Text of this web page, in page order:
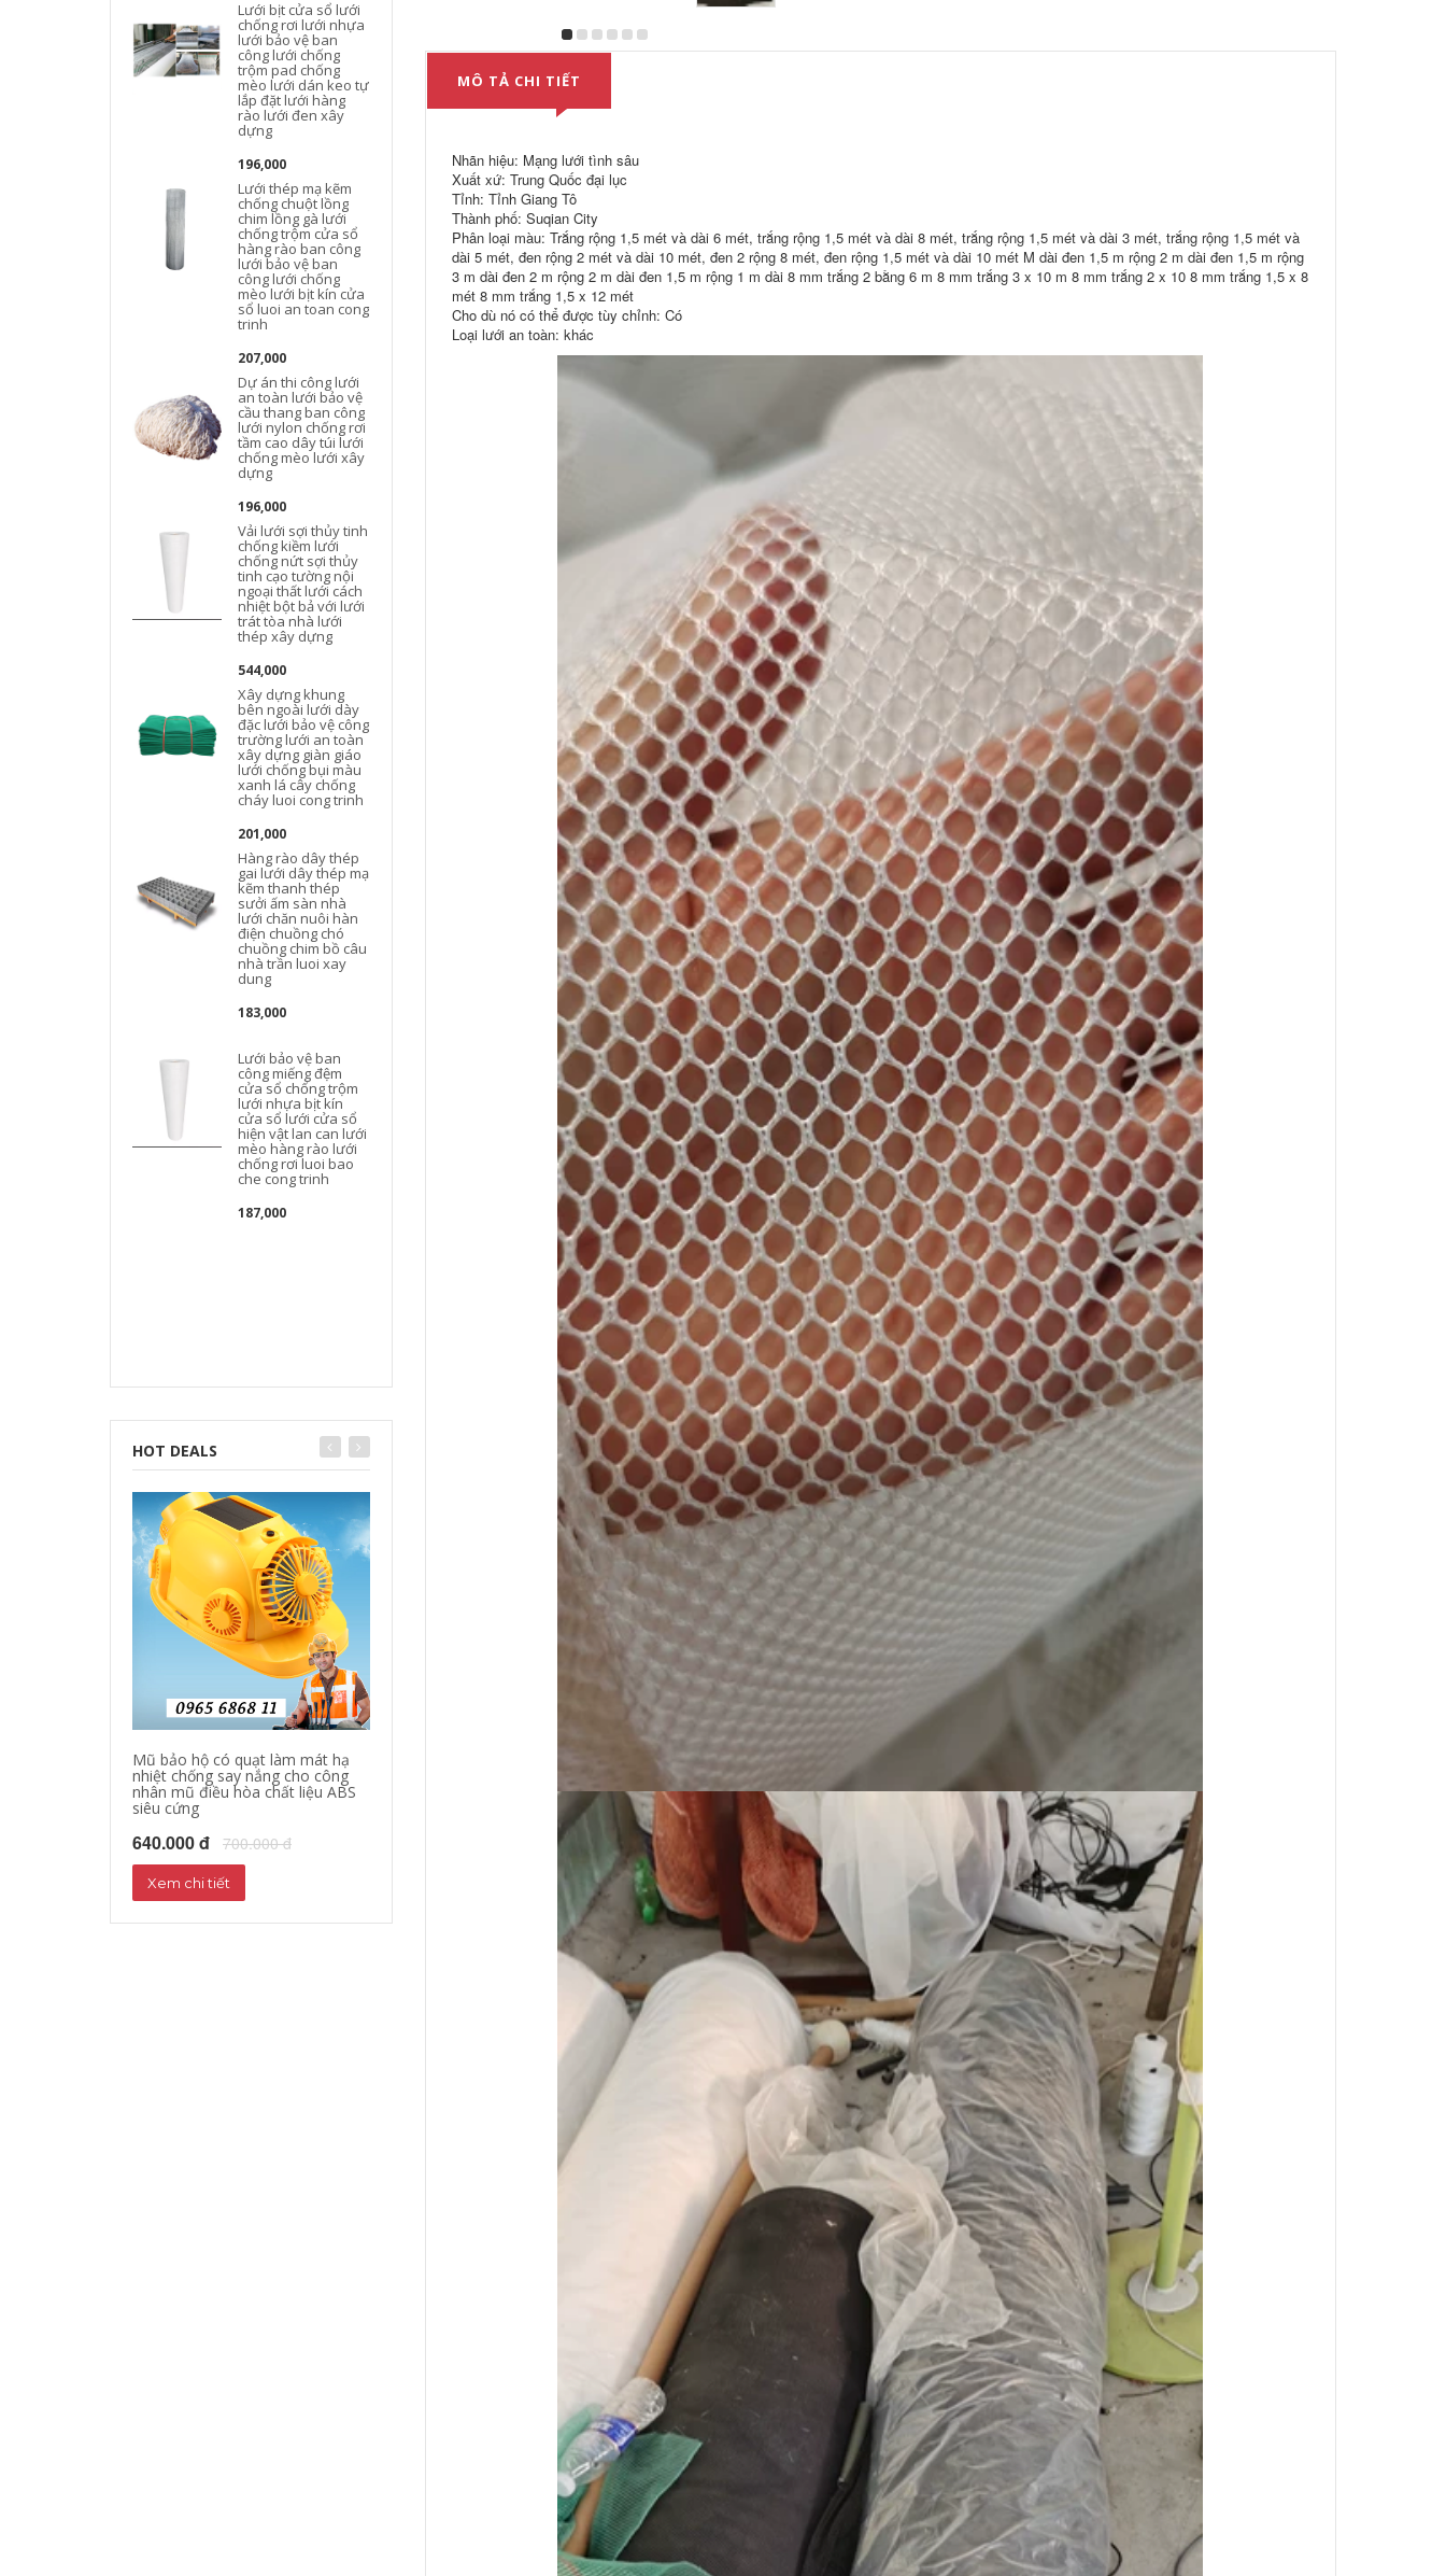
Lưới bịt cửa sổ lưới
chống rơi lưới nhựa
lưới bảo vệ ban
công lưới chống
trộm pad chống
mèo lưới dán keo tự
lắp đặt lưới hàng
rào lưới đen xây
dựng
196,000
Lưới thép mạ kẽm
chống chuột lồng
chim lồng gà lưới
chống trộm cửa sổ
hàng rào ban công
lưới bảo vệ ban
công lưới chống
mèo lưới bịt kín cửa
sổ luoi an toan cong
trinh
207,000
Dự án thi công lưới
an toàn lưới bảo vệ
cầu thang ban công
lưới nylon chống rơi
tầm cao dây túi lưới
chống mèo lưới xây
dựng
196,000
Vải lưới sợi thủy tinh
chống kiềm lưới
chống nứt sợi thủy
tinh cạo tường nội
ngoại thất lưới cách
nhiệt bột bả với lưới
trát tòa nhà lưới
thép xây dựng
544,000
Xây dựng khung
bên ngoài lưới dày
đặc lưới bảo vệ công
trường lưới an toàn
xây dựng giàn giáo
lưới chống bụi màu
xanh lá cây chống
cháy luoi cong trinh
201,000
Hàng rào dây thép
gai lưới dây thép mạ
kẽm thanh thép
sưởi ấm sàn nhà
lưới chăn nuôi hàn
điện chuồng chó
chuồng chim bồ câu
nhà trần luoi xay
dung
183,000
Lưới bảo vệ ban
công miếng đệm
cửa sổ chống trộm
lưới nhựa bịt kín
cửa sổ lưới cửa sổ
hiện vật lan can lưới
mèo hàng rào lưới
chống rơi luoi bao
che cong trinh
187,000
Lưới hàng rào ban
công cửa sổ trang
trí tòa nhà sàn lưới
chống rơi lưới trang
bảo vệ lưới bảo vệ
dựng
199,000
Khung bên ngoài
tùy chỉnh lưới thép
leo khung lưới tòa
nhà xây dựng lưới
an toàn công
trường xây dựng
lưới khung leo kim
loại hình chữ m cao
tầng lưới an toàn
lưới xây dựng giàn
tường ngoài lưới
sàng cát xây dựng
Công trường xây
dựng tùy chỉnh lưới
an toàn chống cháy
lưới dày đặc bảo vệ
khung bên ngoài
lưới chống rơi thang
máy lối vào lưới bảo
vệ lưới xanh chống
bụi luoi cong trinh
Lưới phẳng bằng
nhựa màu đen lưới
an toàn cho trẻ em
lưới bảo vệ cầu
thang ban công lưới
chống mèo lưới
chống rơi lưới an
toàn gia đình lưới
bịt kín cửa sổ luoi
Lưới an toàn Lưới
công trình Lưới bảo
vệ công trường Lưới
đặc Lưới chống cháy
Lưới dọc an toàn
Lưới tiêu chuẩn
quốc gia Bán hàng
trực tiếp tại nhà máy
lưới đen xây dựng
trình xây dựng
Cung cấp thang lên
tàu hàng hải thang
thí điểm thang dẫn
đầu thang thí điểm
thang nhựa chống
trượt gia dụng
thang chống trượt
đặc biệt cho công
trường xây dựng
thang cứu hộ 10
mét thang cứu sinh
thang dây sơn nước
342,000
Thang dây cứu hộ
hộ gia đình kiểm tra
thang mềm chống
trượt chống mài
mòn đào tạo leo
thang cứu sinh
thang dây an toàn
kỹ thuật thang dây
nhựa dây thoát
hiểm chung cư cao
tầng
302,000
Thang dây mềm
thang dây cứu hỏa
thang leo núi ngoài
trời cứu hỏa nhà
cao tầng thang treo
thoát hiểm an toàn
cứu sinh thang dây
cứu hộ
411,000
Thang mềmThang
dâyThang mềm
nylonThang nhựa
chống cháy và
chống mài
mònThang an toàn
gia đìnhThang kỹ
thuậtThang leo núi
thang thoát hiểm
219,000
Thang mềm dây
thang nhựa mềm
thang kiểm tra hộ
gia đình chống trơn
trượt chống mài
mòn đào tạo leo
thang cứu hộ thang
dây an toàn kỹ
thuật thang thang
dây sơn nước
211,000
HOT DEALS
Mũ bảo hộ có quạt làm mát hạ
nhiệt chống say nắng cho công
nhân mũ điều hòa chất liệu ABS
siêu cứng
640.000 đ 700.000 đ
Xem chi tiết
Quần áo bảo hộ quạt điều hòa
làm mát quần áo lao động có
quạt giảm nhiệt mùa hè chống
MÔ TẢ CHI TIẾT
Nhãn hiệu: Mạng lưới tình sâu
Xuất xứ: Trung Quốc đại lục
Tỉnh: Tỉnh Giang Tô
Thành phố: Suqian City
Phân loại màu: Trắng rộng 1,5 mét và dài 6 mét, trắng rộng 1,5 mét và dài 8 mét, trắng rộng 1,5 mét và dài 3 mét, trắng rộng 1,5 mét và
dài 5 mét, đen rộng 2 mét và dài 10 mét, đen 2 rộng 8 mét, đen rộng 1,5 mét và dài 10 mét M dài đen 1,5 m rộng 2 m dài đen 1,5 m rộng
3 m dài đen 2 m rộng 2 m dài đen 1,5 m rộng 1 m dài 8 mm trắng 2 bằng 6 m 8 mm trắng 3 x 10 m 8 mm trắng 2 x 10 8 mm trắng 1,5 x 8
mét 8 mm trắng 1,5 x 12 mét
Cho dù nó có thể được tùy chỉnh: Có
Loại lưới an toàn: khác